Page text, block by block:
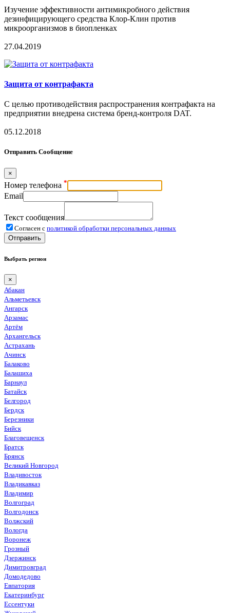
Изучение эффективности антимикробного действия
дезинфицирующего средства Клор-Клин против
микроорганизмов в биопленках
27.04.2019
Защита от контрафакта
С целью противодействия распространения контрафакта на
предприятии внедрена система бренд-контроля DAT.
05.12.2018
Отправить Сообщение
×
Номер телефона *
Email
Текст сообщения
Согласен с политикой обработки персональных данных
Отправить
Выбрать регион
×
Абакан
Альметьевск
Ангарск
Арзамас
Артём
Архангельск
Астрахань
Ачинск
Балаково
Балашиха
Барнаул
Батайск
Белгород
Бердск
Березники
Бийск
Благовещенск
Братск
Брянск
Великий Новгород
Владивосток
Владикавказ
Владимир
Волгоград
Волгодонск
Волжский
Вологда
Воронеж
Грозный
Дзержинск
Димитровград
Домодедово
Евпатория
Екатеринбург
Ессентуки